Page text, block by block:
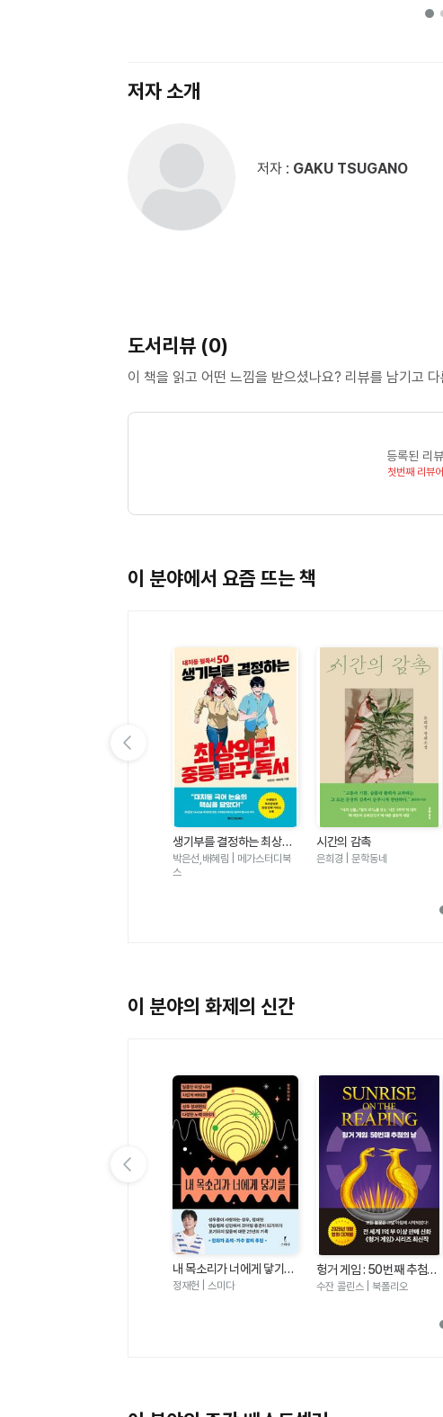
저자 소개
저자 : GAKU TSUGANO
도서리뷰 (0)
이 책을 읽고 어떤 느낌을 받으셨나요? 리뷰를 남기고
등록된 리
첫번째 리뷰
이 분야에서 요즘 뜨는 책
생기부를 결정하는 최상위
권 중등 탐구 독서 - 대치동
필독서 50
박은선,배혜림 | 메가스터디북
스
시간의 감촉
은희경 | 문학동네
이 분야의 화제의 신간
내 목소리가 너에게 닿기를
- 달콤한 미성 너머 차갑게
정재헌 | 스미다
헝거 게임 : 50번째 추첨의
날(헝거 게임 시리즈5)
수잔 콜린스 | 북폴리오